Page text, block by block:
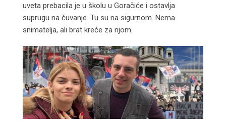
uveta prebacila je u školu u Goračiće i ostavlja
suprugu na čuvanje. Tu su na sigurnom. Nema
snimatelja, ali brat kreće za njom.